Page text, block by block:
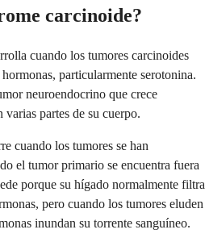
carcinoide?
cuando los tumores carcinoides
particularmente serotonina.
neuroendocrino que crece
varias partes de su cuerpo.
cuando los tumores se han
el tumor primario se encuentra fuera
porque su hígado normalmente filtra
pero cuando los tumores eluden
inundan su torrente sanguíneo.